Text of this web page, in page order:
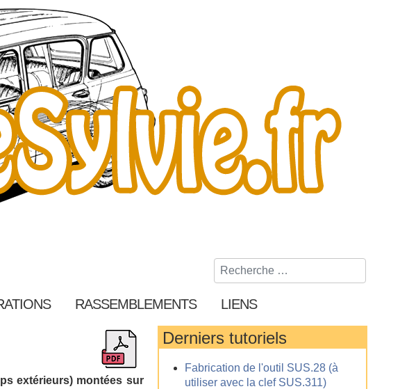
Rechercher
RASSEMBLEMENTS LIENS
extérieurs) montées sur
Derniers tutoriels
Fabrication de l'outil SUS.28 (à
utiliser avec la clef SUS.311)